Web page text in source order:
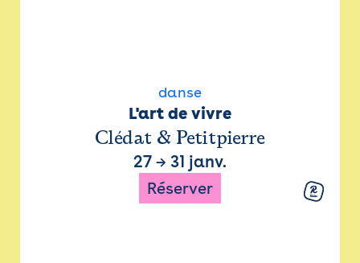
danse
L'art de vivre
Clédat & Petitpierre
27 → 31 janv.
Réserver